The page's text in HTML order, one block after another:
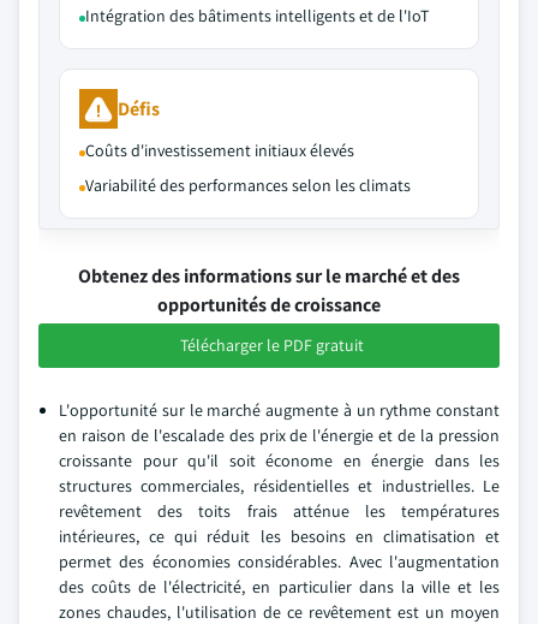
Intégration des bâtiments intelligents et de l'IoT
Défis
Coûts d'investissement initiaux élevés
Variabilité des performances selon les climats
Obtenez des informations sur le marché et des
opportunités de croissance
Télécharger le PDF gratuit
L'opportunité sur le marché augmente à un rythme constant
en raison de l'escalade des prix de l'énergie et de la pression
croissante pour qu'il soit économe en énergie dans les
structures commerciales, résidentielles et industrielles. Le
revêtement des toits frais atténue les températures
intérieures, ce qui réduit les besoins en climatisation et
permet des économies considérables. Avec l'augmentation
des coûts de l'électricité, en particulier dans la ville et les
zones chaudes, l'utilisation de ce revêtement est un moyen